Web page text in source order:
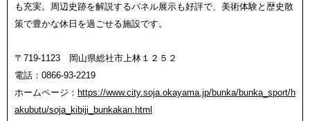
も充実。周辺史跡を解説するパネル展示も好評で、美術体験と歴史散
策で豊かな休日を過ごせる施設です。
〒719-1123 岡山県総社市上林１２５２
電話：0866-93-2219
ホームページ： https://www.city.soja.okayama.jp/bunka/bunka_sport/h
akubutu/soja_kibiji_bunkakan.html